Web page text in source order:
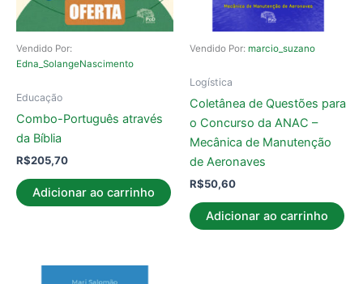
Vendido Por:
Edna_SolangeNascimento
Educação
Combo-Português através
da Bíblia
R$205,70
Adicionar ao carrinho
Vendido Por: marcio_suzano
Logística
Coletânea de Questões para
o Concurso da ANAC –
Mecânica de Manutenção
de Aeronaves
R$50,60
Adicionar ao carrinho